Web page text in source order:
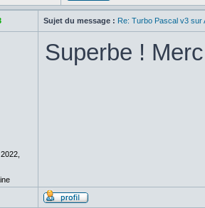
Sujet du message : Re: Turbo Pascal v3 sur
Superbe !